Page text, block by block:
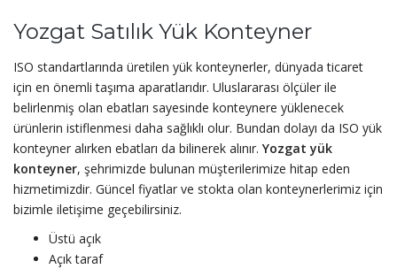
Yozgat Satılık Yük Konteyner
ISO standartlarında üretilen yük konteynerler, dünyada ticaret
için en önemli taşıma aparatlarıdır. Uluslararası ölçüler ile
belirlenmiş olan ebatları sayesinde konteynere yüklenecek
ürünlerin istiflenmesi daha sağlıklı olur. Bundan dolayı da ISO yük
konteyner alırken ebatları da bilinerek alınır. Yozgat yük
konteyner, şehrimizde bulunan müşterilerimize hitap eden
hizmetimizdir. Güncel fiyatlar ve stokta olan konteynerlerimiz için
bizimle iletişime geçebilirsiniz.
Üstü açık
Açık taraf